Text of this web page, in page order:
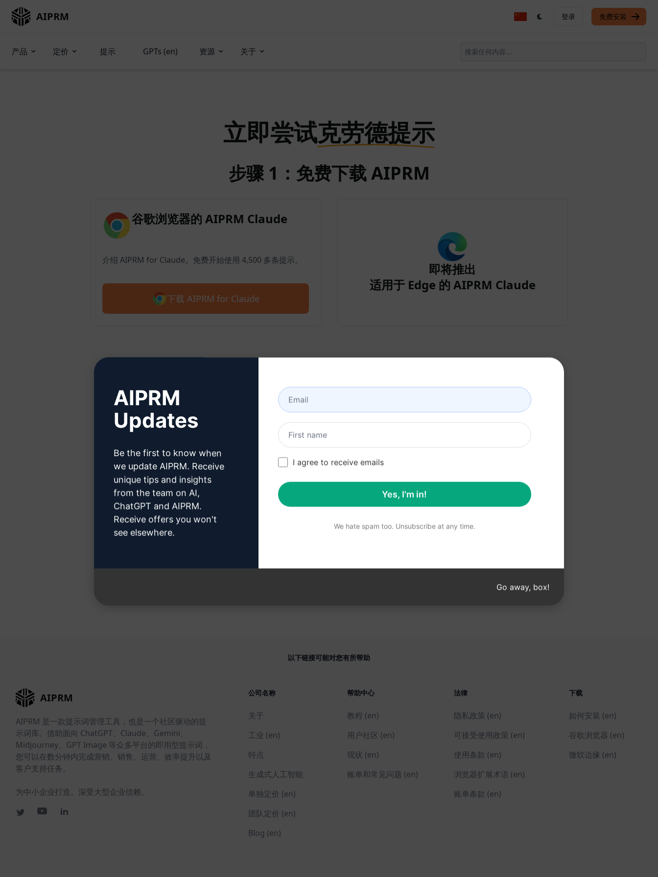
AIPRM 登录 免费安装
产品 定价 提示 GPTs (en) 资源 关于
立即尝试克劳德提示
步骤 1：免费下载 AIPRM
谷歌浏览器的 AIPRM Claude
介绍 AIPRM for Claude。免费开始使用 4,500 多条提示。
下载 AIPRM for Claude
即将推出
适用于 Edge 的 AIPRM Claude
步骤 2：创建 Claude 账户
单击此处了解如何创建克劳德账户
第 3 步：在您的克劳德中使用提示
以下链接可能对您有所帮助
AIPRM
AIPRM 是一款提示词管理工具，也是一个社区驱动的提
示词库。借助面向 ChatGPT、Claude、Gemini、
Midjourney、GPT Image 等众多平台的即用型提示词，
您可以在数分钟内完成营销、销售、运营、效率提升以及
客户支持任务。
为中小企业打造。深受大型企业信赖。
公司名称
关于
工业 (en)
特点
生成式人工智能
单独定价 (en)
团队定价 (en)
Blog (en)
帮助中心
教程 (en)
用户社区 (en)
现状 (en)
账单和常见问题 (en)
法律
隐私政策 (en)
可接受使用政策 (en)
使用条款 (en)
浏览器扩展术语 (en)
账单条款 (en)
下载
如何安装 (en)
谷歌浏览器 (en)
微软边缘 (en)
AIPRM
Updates
Be the first to know when
we update AIPRM. Receive
unique tips and insights
from the team on AI,
ChatGPT and AIPRM.
Receive offers you won't
see elsewhere.
I agree to receive emails
Yes, I'm in!
We hate spam too. Unsubscribe at any time.
Go away, box!